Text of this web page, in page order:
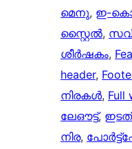
മെനു, ഇ-
സ്റ്റൈൽ,
ശീർഷകം,
header,
നിരകൾ, Full
ലേഔട്ട്,
നിര,